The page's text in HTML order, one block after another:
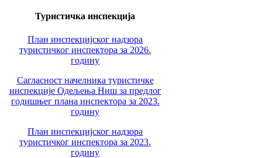
Туристичка инспекција
План инспекцијског надзора
туристичког инспектора за 2026.
годину
Сагласност начелника туристичке
инспекције Одељења Ниш за предлог
годишњег плана инспектора за 2023.
годину
План инспекцијског надзора
туристичког инспектора за 2023.
годину